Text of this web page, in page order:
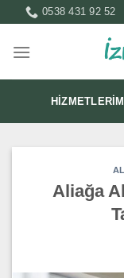
İçeriğe
0538 431 92 52
Aliağa